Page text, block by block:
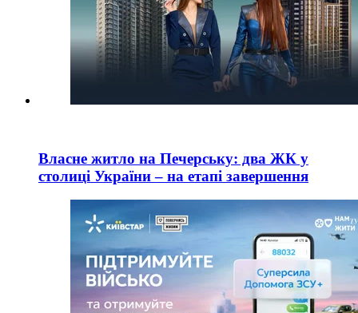
Власне житло на Печерську: два ЖК у
столиці України – на етапі завершення